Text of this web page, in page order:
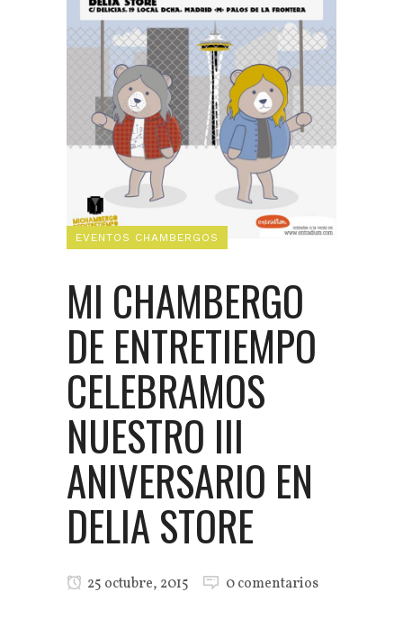
EVENTOS CHAMBERGOS
MI CHAMBERGO
DE ENTRETIEMPO
CELEBRAMOS
NUESTRO III
ANIVERSARIO EN
DELIA STORE
25 octubre, 2015 0 comentarios